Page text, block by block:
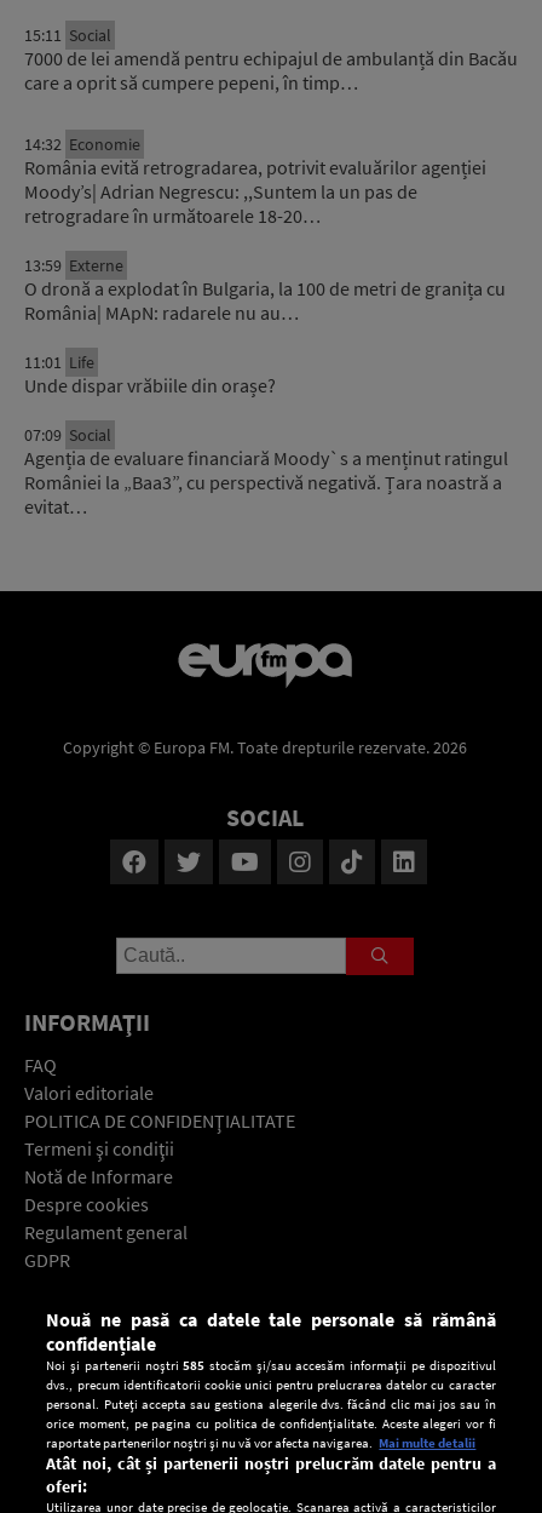
15:11 Social
7000 de lei amendă pentru echipajul de ambulanță din Bacău
care a oprit să cumpere pepeni, în timp…
14:32 Economie
România evită retrogradarea, potrivit evaluărilor agenției
Moody’s| Adrian Negrescu: ,,Suntem la un pas de
retrogradare în următoarele 18-20…
13:59 Externe
O dronă a explodat în Bulgaria, la 100 de metri de granița cu
România| MApN: radarele nu au…
11:01 Life
Unde dispar vrăbiile din orașe?
07:09 Social
Agenția de evaluare financiară Moody`s a menținut ratingul
României la „Baa3”, cu perspectivă negativă. Țara noastră a
evitat…
Copyright © Europa FM. Toate drepturile rezervate. 2026
SOCIAL
INFORMAŢII
FAQ
Valori editoriale
POLITICA DE CONFIDENŢIALITATE
Termeni şi condiţii
Notă de Informare
Despre cookies
Regulament general
GDPR
Descarcă gratuit aplicaţia Europa FM pentru smartphone:
Nouă ne pasă ca datele tale personale să rămână
confidențiale
Noi și partenerii noștri585 stocăm și/sau accesăm informații pe dispozitivul
dvs., precum identificatorii cookie unici pentru prelucrarea datelor cu caracter
personal. Puteți accepta sau gestiona alegerile dvs. făcând clic mai jos sau în
orice moment, pe pagina cu politica de confidențialitate. Aceste alegeri vor fi
raportate partenerilor noștri și nu vă vor afecta navigarea. Mai multe detalii
Atât noi, cât și partenerii noștri prelucrăm datele pentru a
oferi:
Utilizarea unor date precise de geolocație. Scanarea activă a caracteristicilor